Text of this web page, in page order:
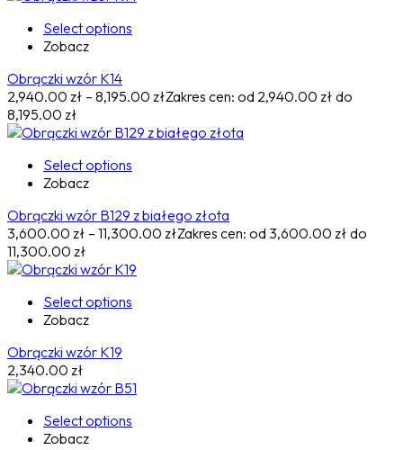
Select options
Zobacz
Obrączki wzór K14
2,940.00 zł – 8,195.00 złZakres cen: od 2,940.00 zł do
8,195.00 zł
Select options
Zobacz
Obrączki wzór B129 z białego złota
3,600.00 zł – 11,300.00 złZakres cen: od 3,600.00 zł do
11,300.00 zł
Select options
Zobacz
Obrączki wzór K19
2,340.00 zł
Select options
Zobacz